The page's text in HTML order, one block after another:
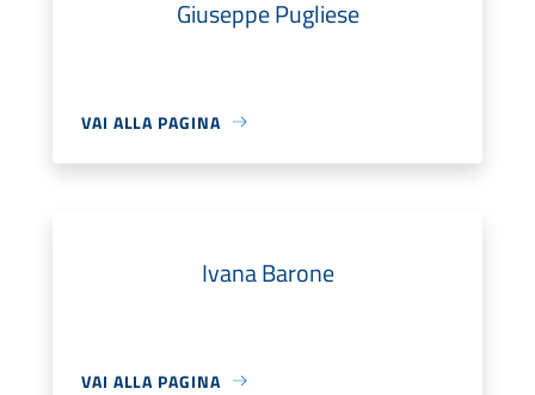
Giuseppe Pugliese
VAI ALLA PAGINA
Ivana Barone
VAI ALLA PAGINA